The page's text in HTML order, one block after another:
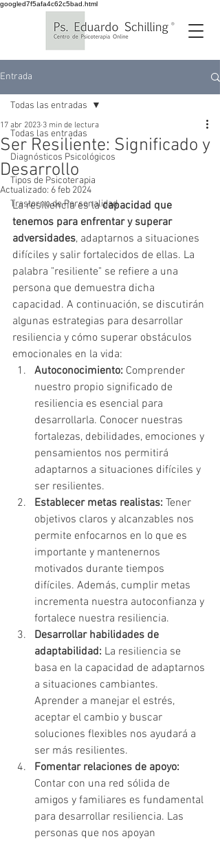
googled7f5afa4c62c5bad.html
Entrada
Todas las entradas
Diagnósticos Psicológicos
Tipos de Psicoterapia
Trastorno de Personalidad
Todas las entradas
Ser Resiliente: Significado y
Desarrollo
17 abr 2023 3 min de lectura
Actualizado: 6 feb 2024
La resiliencia es la capacidad que
tenemos para enfrentar y superar
adversidades, adaptarnos a situaciones
difíciles y salir fortalecidos de ellas. La
palabra "resiliente" se refiere a una
persona que demuestra dicha
capacidad. A continuación, se discutirán
algunas estrategias para desarrollar
resiliencia y cómo superar obstáculos
emocionales en la vida:
Autoconocimiento: Comprender
nuestro propio significado de
resiliencia es esencial para
desarrollarla. Conocer nuestras
fortalezas, debilidades, emociones y
pensamientos nos permitirá
adaptarnos a situaciones difíciles y
ser resilientes.
Establecer metas realistas: Tener
objetivos claros y alcanzables nos
permite enfocarnos en lo que es
importante y mantenernos
motivados durante tiempos
difíciles. Además, cumplir metas
incrementa nuestra autoconfianza y
fortalece nuestra resiliencia.
Desarrollar habilidades de
adaptabilidad: La resiliencia se
basa en la capacidad de adaptarnos
a situaciones cambiantes.
Aprender a manejar el estrés,
aceptar el cambio y buscar
soluciones flexibles nos ayudará a
ser más resilientes.
Fomentar relaciones de apoyo:
Contar con una red sólida de
amigos y familiares es fundamental
para desarrollar resiliencia. Las
personas que nos apoyan